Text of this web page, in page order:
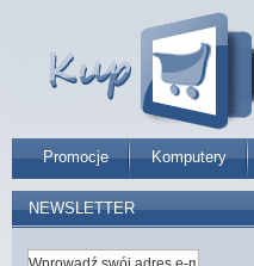
Promocje Komputery
NEWSLETTER